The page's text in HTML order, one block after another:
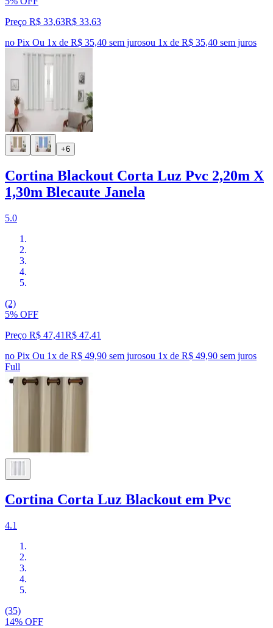
Preço R$ 33,63R$ 33,63
no Pix Ou 1x de R$ 35,40 sem jurosou 1x de R$ 35,40 sem juros
+6
Cortina Blackout Corta Luz Pvc 2,20m X
1,30m Blecaute Janela
5.0
(2)
5% OFF
Preço R$ 47,41R$ 47,41
no Pix Ou 1x de R$ 49,90 sem jurosou 1x de R$ 49,90 sem juros
Full
Cortina Corta Luz Blackout em Pvc
4.1
(35)
14% OFF